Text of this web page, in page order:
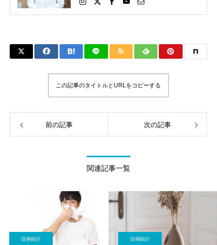
知識を深める。その後、調剤薬局勤務を経
て、漢方薬局 博済に勤務。福島毅先生より、
年、三鷹にて漢方薬局 Basic Spaceを開局。
この記事のタイトルとURLをコピーする
前の記事 次の記事
関連記事一覧
症例紹介 症例紹介